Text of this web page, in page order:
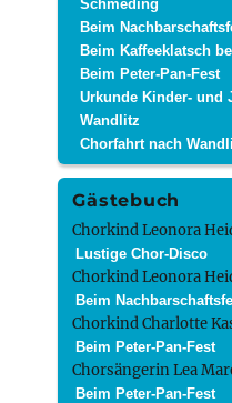
Schmeding
Beim
Beim Kaffeeklatsch
Beim Peter-Pan-Fest
Urkunde Kinder- und
Wandlitz
Chorfahrt nach
Gästebuch
Chorkind Leonora
Lustige Chor-Disco
Chorkind Leonora
Beim
Chorkind Charlotte
Beim Peter-Pan-Fest
Chorsängerin Lea
Beim Peter-Pan-Fest